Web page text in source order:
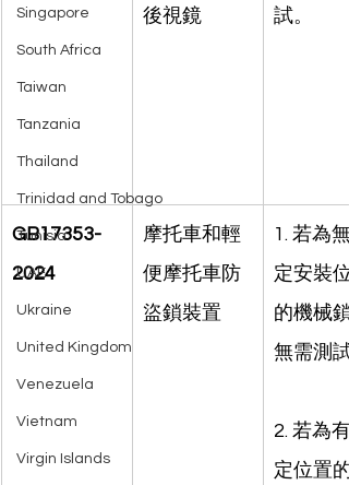
Singapore
South Africa
Taiwan
Tanzania
Thailand
Trinidad and Tobago
Tunisia
UAE
Ukraine
United Kingdom
Venezuela
Vietnam
Virgin Islands
後視鏡
試。
GB17353-
2024
摩托車和輕
便摩托車防
盜鎖裝置
1. 若為無
定安裝位
的機械鎖
無需測試
2. 若為有
定位置的